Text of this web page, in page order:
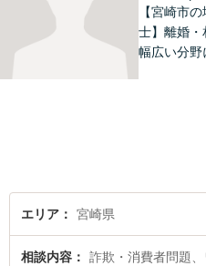
【宮崎市
士】離婚・
幅広い分野
エリア 宮崎県
相談内容 詐欺・消費者問題